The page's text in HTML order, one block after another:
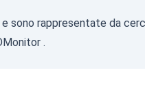
sono rappresentate da
.